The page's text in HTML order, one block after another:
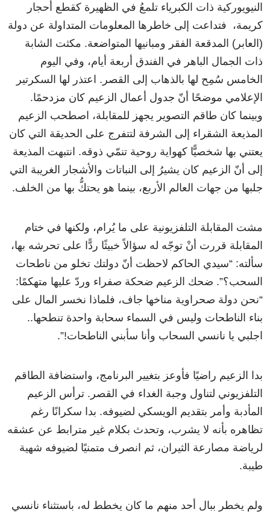
النيويوركية ذات الكبرياء تلمعُ في الظهيرة كقطع أحجار
كريمة، فتداعت إلى خاطرها المعلومات المتداولة عن دولة
(العابر) المدقعة الفقر ومبانيها المتواضعة. مكثت الشابة
ذات الجمال الباهر في الفندق أربعة أيام، وفي اليوم
الخامس سُمِح لها بالذهاب إلى القصر. اعتذر لها السكرتير
الإعلامي موضحًا أنّ جدول أعمال الزعيم كان مزدحمًا.
وبينما كان طاقم التصوير يجهز للمقابلة، اصطحب الزعيم
المذيعة الشقراء إلى الشرفة لتتفرج على الحديقة التي كان
يعتني بها شخصيًّا كهواية روحية تنمّي ذوقه. انتبهت المذيعة
إلى أنّ الزعيم كان يشيرُ إلى النباتات والأشجار الغريبة التي
جلبها من جهات العالم الأربع، بينما هو يحتكُّ بها من الخلف.
مشت المقابلة التلفزيونية على ما يُرام، ولكنها في ختام
المقابلة قررت أنْ توجّه له سؤالاً خبيثًا ردًّا على تحرشه بها،
سألته: “سيدي الحاكم لاحظت أنّ دولتك تخلو من ناطحات
السحب؟”. ضحك الزعيم ضحكة صفراء وردّ عليها متهكمًا:
“نحن دولة صحراوية مناخها جاف، فلماذا نخسر المال على
بناء الناطحات وليس في السماء سحابة واحدة تنطحها..
اجلبي يا نانسي السحاب وأنا سأبني الناطحات!”.
بدا الزعيم راضيًا فأوعز بتغيير البرنامج، واستضافة الطاقم
التلفزيوني لتناول وجبة الغداء في القصر. ترأس الزعيم
المأدبة وأمر بتقديم الويسكي لضيوفه. بدا سكرانًا رغم
تظاهره بأنه لا يشرب، وتحدث بكلام غير مترابط عن عشقه
لرياضة مصارعة الثيران، ثم انصرف متمنيًا لضيوفه شهية
طيبة.
ولم يخطر ببال أحد منهم ما كان يخطط له، باستثناء نانسي